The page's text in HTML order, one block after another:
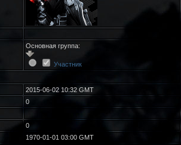
Основная группа:
Участник
2015-06-02 10:32 GMT
0
0
1970-01-01 03:00 GMT